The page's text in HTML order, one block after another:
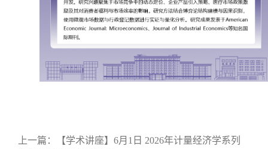
上一篇：
【学术讲座】6月1日 2026年计量经济学系列